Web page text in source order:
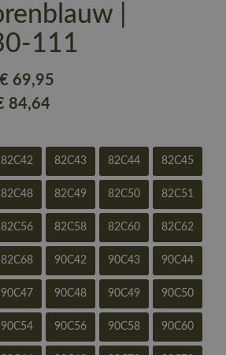
|
111
€ 69,95
84,64
82C42 82C43 82C44 82C45
82C48 82C49 82C50 82C51
82C56 82C58 82C60 82C62
82C68 90C42 90C43 90C44
90C47 90C48 90C49 90C50
90C54 90C56 90C58 90C60